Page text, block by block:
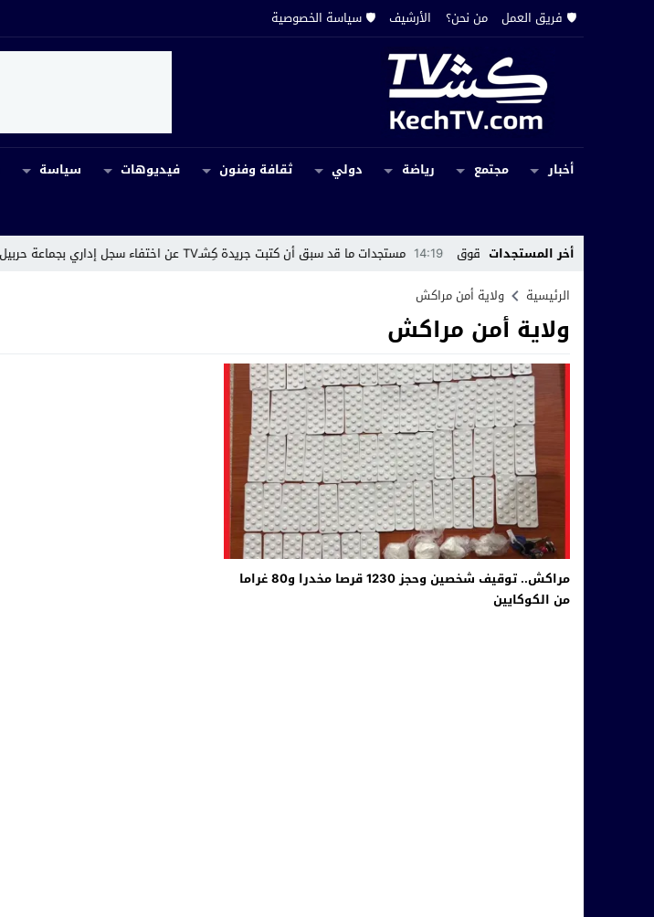
🛡️ فريق العمل من نحن؟ الأرشيف 🛡️ سياسة الخصوصية
أخبار مجتمع رياضة دولي ثقافة وفنون فيديوهات سياسة
أخر المستجدات
المساطر وتجميد الحقوق 14:19 مستجدات ما قد سبق أن كتبت جريدة كِشـTV عن اختفاء سجل إداري بجماعة حربيل
الرئيسية
ولاية أمن مراكش
ولاية أمن مراكش
مراكش.. توقيف شخصين وحجز 1230 قرصا مخدرا و80 غراما
من الكوكايين